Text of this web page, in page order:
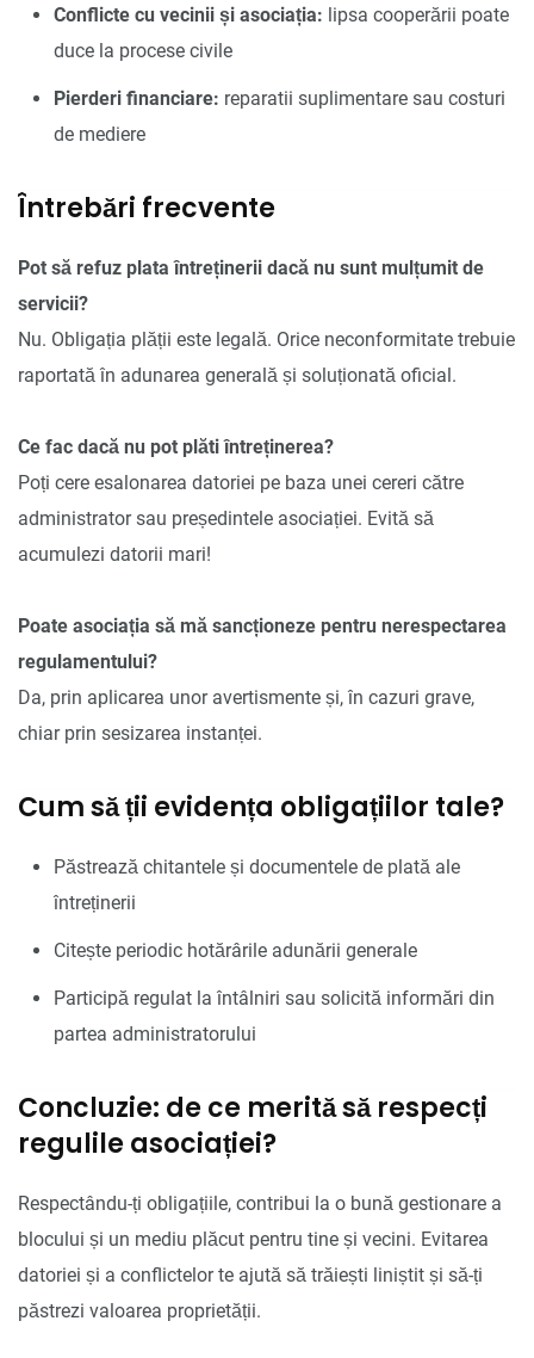
Conflicte cu vecinii și asociația: lipsa cooperării poate
duce la procese civile
Pierderi financiare: reparatii suplimentare sau costuri
de mediere
Întrebări frecvente
Pot să refuz plata întreținerii dacă nu sunt mulțumit de
servicii?
Nu. Obligația plății este legală. Orice neconformitate trebuie
raportată în adunarea generală și soluționată oficial.
Ce fac dacă nu pot plăti întreținerea?
Poți cere esalonarea datoriei pe baza unei cereri către
administrator sau președintele asociației. Evită să
acumulezi datorii mari!
Poate asociația să mă sancționeze pentru nerespectarea
regulamentului?
Da, prin aplicarea unor avertismente și, în cazuri grave,
chiar prin sesizarea instanței.
Cum să ții evidența obligațiilor tale?
Păstrează chitantele și documentele de plată ale
întreținerii
Citește periodic hotărârile adunării generale
Participă regulat la întâlniri sau solicită informări din
partea administratorului
Concluzie: de ce merită să respecți
regulile asociației?
Respectându-ți obligațiile, contribui la o bună gestionare a
blocului și un mediu plăcut pentru tine și vecini. Evitarea
datoriei și a conflictelor te ajută să trăiești liniștit și să-ți
păstrezi valoarea proprietății.